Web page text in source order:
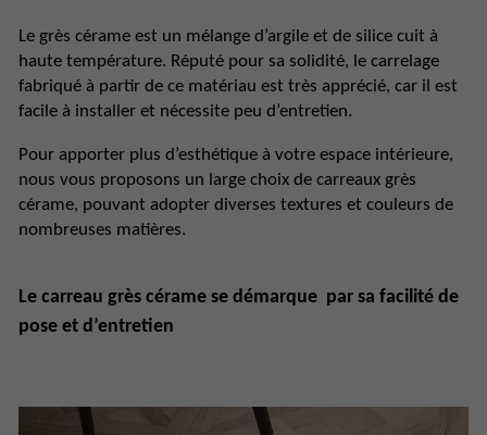
Le grès cérame est un mélange d’argile et de silice cuit à
haute température. Réputé pour sa solidité, le carrelage
fabriqué à partir de ce matériau est très apprécié, car il est
facile à installer et nécessite peu d’entretien.
Pour apporter plus d’esthétique à votre espace intérieure,
nous vous proposons un large choix de carreaux grès
cérame, pouvant adopter diverses textures et couleurs de
nombreuses matières.
Le carreau grès cérame se démarque par sa facilité de
pose et d’entretien